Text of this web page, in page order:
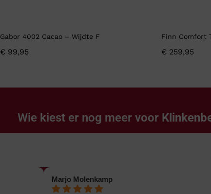
Gabor 4002 Cacao – Wijdte F
€ 99,95
Finn Comfort
€ 259,95
Wie kiest er nog meer voor
Marjo Molenkamp